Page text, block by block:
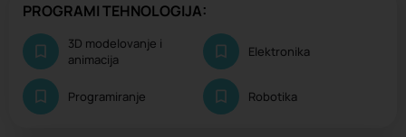
PROGRAMI TEHNOLOGIJA:
3D modelovanje i
animacija
Elektronika
Programiranje Robotika